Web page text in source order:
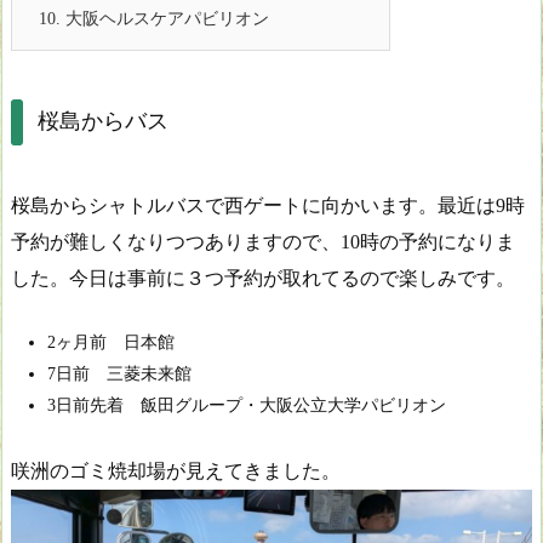
10. 大阪ヘルスケアパビリオン
桜島からバス
桜島からシャトルバスで西ゲートに向かいます。最近は9時
予約が難しくなりつつありますので、10時の予約になりま
した。今日は事前に３つ予約が取れてるので楽しみです。
2ヶ月前 日本館
7日前 三菱未来館
3日前先着 飯田グループ・大阪公立大学パビリオン
咲洲のゴミ焼却場が見えてきました。